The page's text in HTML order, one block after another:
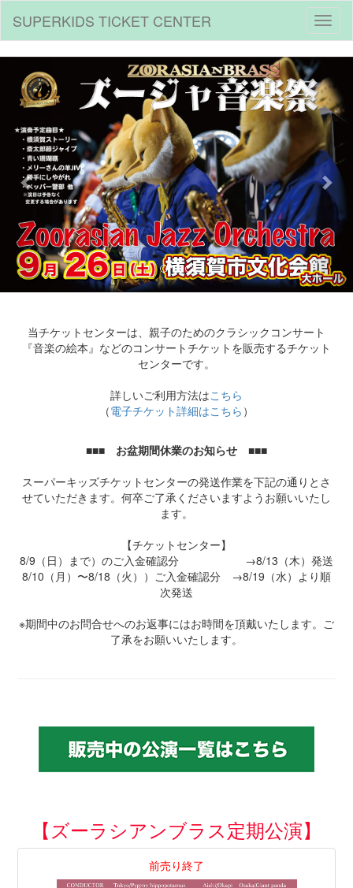
SUPERKIDS TICKET CENTER
Previous
当チケットセンターは、親子のためのクラシックコンサート
『音楽の絵本』などのコンサートチケットを販売するチケット
センターです。
詳しいご利用方法はこちら
（電子チケット詳細はこちら ）
■■■ お盆期間休業のお知らせ ■■■
スーパーキッズチケットセンターの発送作業を下記の通りとさ
せていただきます。何卒ご了承くださいますようお願いいたし
ます。
【チケットセンター】
8/9（日）まで）のご入金確認分 →8/13（木）発送
8/10（月）〜8/18（火））ご入金確認分 →8/19（水）より順
次発送
※期間中のお問合せへのお返事にはお時間を頂戴いたします。ご
了承をお願いいたします。
【ズーラシアンブラス定期公演】
前売り終了